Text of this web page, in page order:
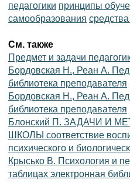
педагогики принципы
самообразования
См. также
Предмет и задачи
Бордовская Н., Реан А.
библиотека преподавателя
Бордовская Н., Реан А.
библиотека преподавателя
Блонский П. ЗАДАЧИ И
ШКОЛЫ соответствие
психического и
Крысько В. Психология и
таблицах электронная